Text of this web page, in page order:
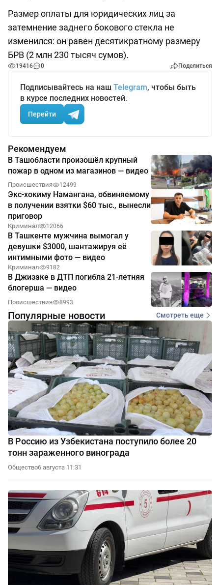
Размер оплаты для юридических лиц за
затемнение заднего бокового стекла не
изменился: он равен десятикратному размеру
БРВ (2 млн 230 тысяч сумов).
19416 0 Поделиться
Подписывайтесь на наш Telegram, чтобы быть
в курсе последних новостей.
Перейти
Рекомендуем
В Ташобласти произошёл крупный
пожар в одном из магазинов — видео
Происшествия 12499
Экс-хокиму Намангана, обвиняемому
в получении взятки $60 тыс., вынесли
приговор
Криминал 12066
В Ташкенте мужчина вымогал у
девушки $3000, шантажируя её
интимными фото — видео
Криминал 9182
В Джизаке в ДТП погибла 21-летняя
блогерша — видео
Происшествия 8993
Популярные новости Смотреть еще
В Россию из Узбекистана поступило более 20
тонн зараженного винограда
Общество6 августа 11:31